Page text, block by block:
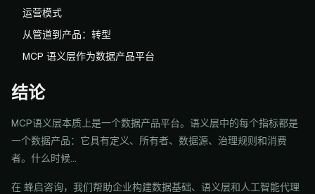
运营模式
从管道到产品：转型
MCP 语义层作为数据产品平台
结论
MCP语义层本质上是一个数据产品平台。语义层中的每个指标都是
一个数据产品：它具有定义、所有者、数据源、治理规则和消费
者。什么时候...
在 蜂启咨询，我们帮助企业构建数据基础、语义层和人工智能代理